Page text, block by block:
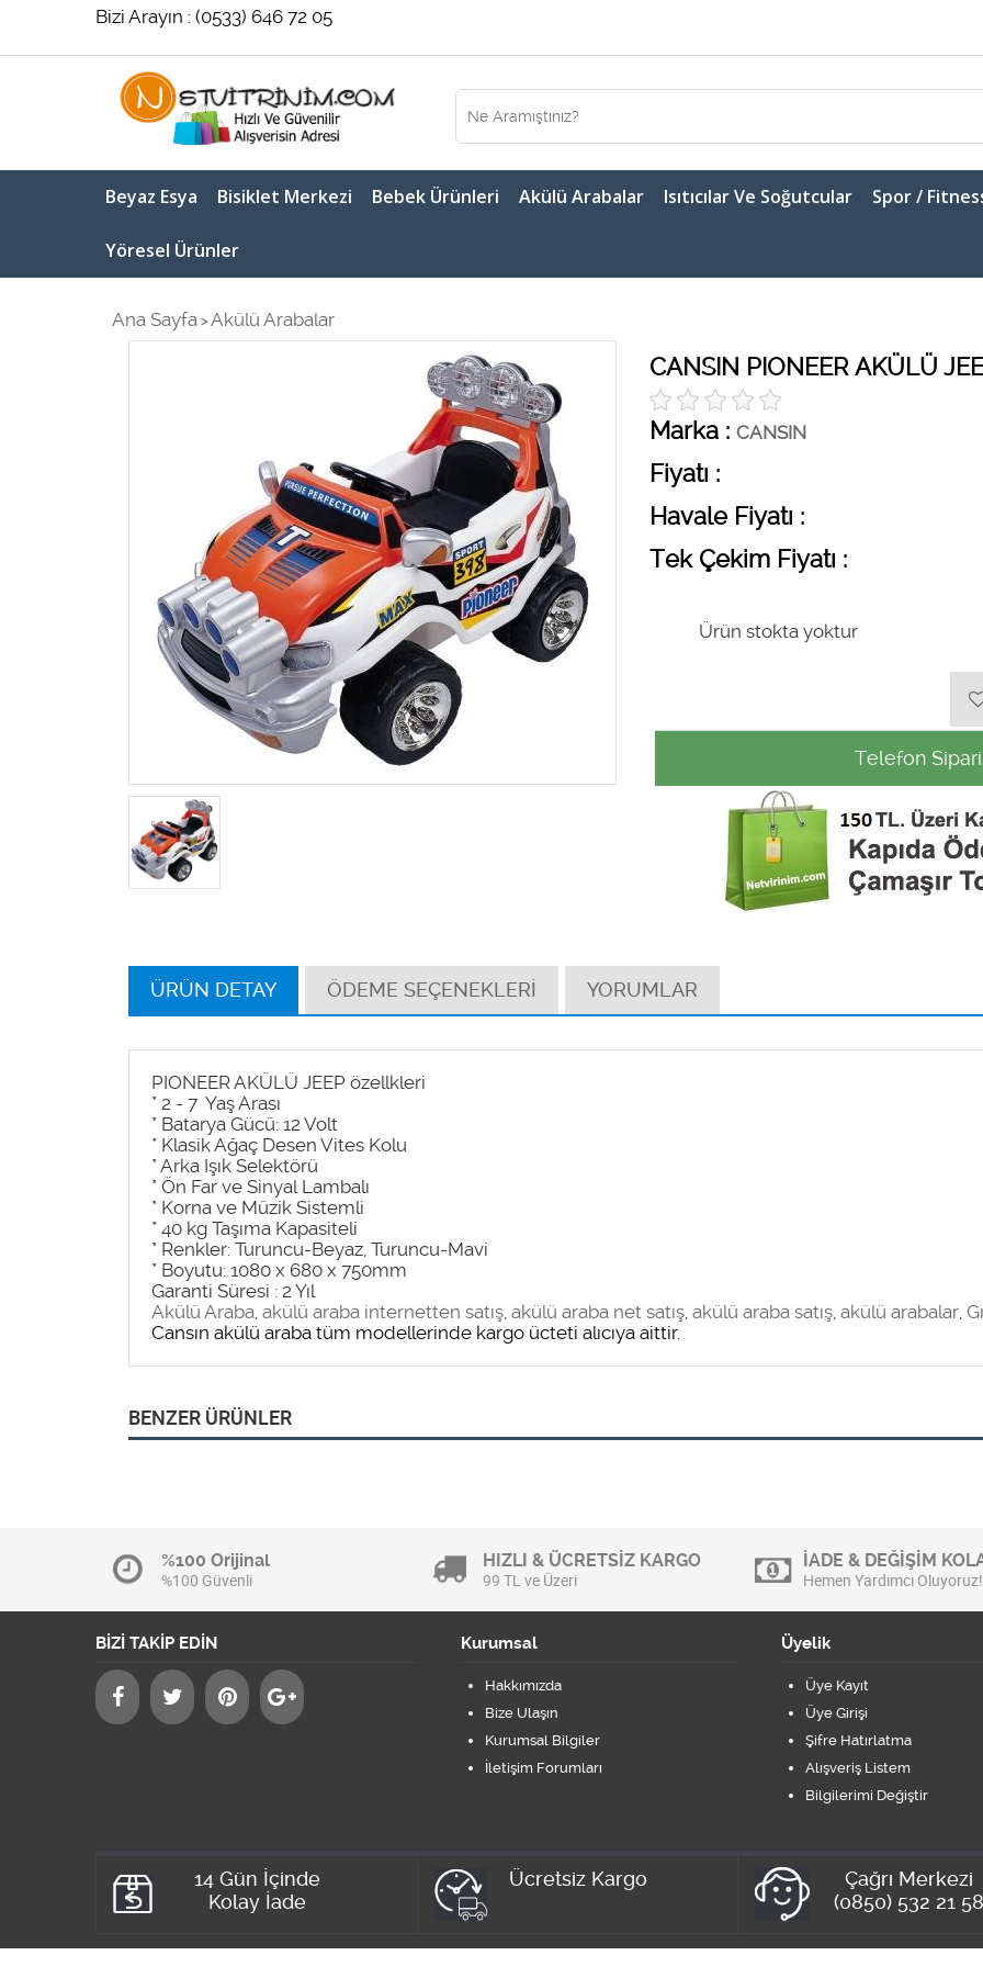
Bizi Arayın : (0533) 646 72 05
Beyaz Esya Bisiklet Merkezi Bebek Ürünleri Akülü Arabalar Isıtıcılar Ve Soğutcular Spor /
Yöresel Ürünler
Ana Sayfa > Akülü Arabalar
CANSIN PIONEER AKÜLÜ
Marka : CANSIN
Fiyatı :
Havale Fiyatı :
Tek Çekim Fiyatı :
Ürün stokta yoktur
Telefon
ÜRÜN DETAY ÖDEME SEÇENEKLERİ YORUMLAR
PIONEER AKÜLÜ JEEP özellkleri
* 2 - 7 Yaş Arası
* Batarya Gücü: 12 Volt
* Klasik Ağaç Desen Vites Kolu
* Arka Işık Selektörü
* Ön Far ve Sinyal Lambalı
* Korna ve Müzik Sistemli
* 40 kg Taşıma Kapasiteli
* Renkler: Turuncu-Beyaz, Turuncu-Mavi
* Boyutu: 1080 x 680 x 750mm
Garanti Süresi : 2 Yıl
Akülü Araba akülü araba internetten satış akülü araba net satış akülü araba satış akülü arabalar
Cansın akülü araba tüm modellerinde kargo ücteti alıcıya aittir.
BENZER ÜRÜNLER
%100 Orijinal
%100 Güvenli
HIZLI & ÜCRETSİZ KARGO
99 TL ve Üzeri
İADE & DEĞİŞİM
Hemen Yardımcı Oluyoruz!
BİZİ TAKİP EDİN Kurumsal
Hakkımızda
Bize Ulaşın
Kurumsal Bilgiler
İletişim Forumları
Üyelik
Üye Kayıt
Üye Girişi
Şifre Hatırlatma
Alışveriş Listem
Bilgilerimi Değiştir
14 Gün İçinde
Kolay İade
Ücretsiz Kargo
Çağrı Merkezi
(0850) 532 21 58